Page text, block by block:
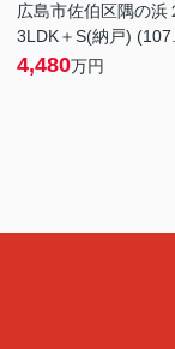
広島市佐伯区隅の浜
3LDK＋S(納戸)
4,480万円